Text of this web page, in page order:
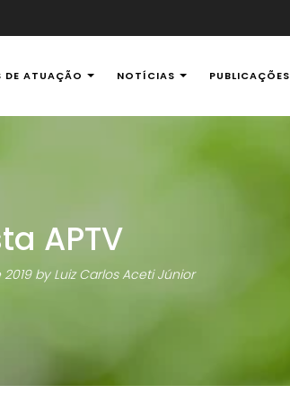
DE ATUAÇÃO NOTÍCIAS PUBLICAÇÕES
APTV
by Luiz Carlos Aceti Júnior